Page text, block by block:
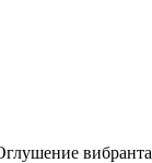
вибранта